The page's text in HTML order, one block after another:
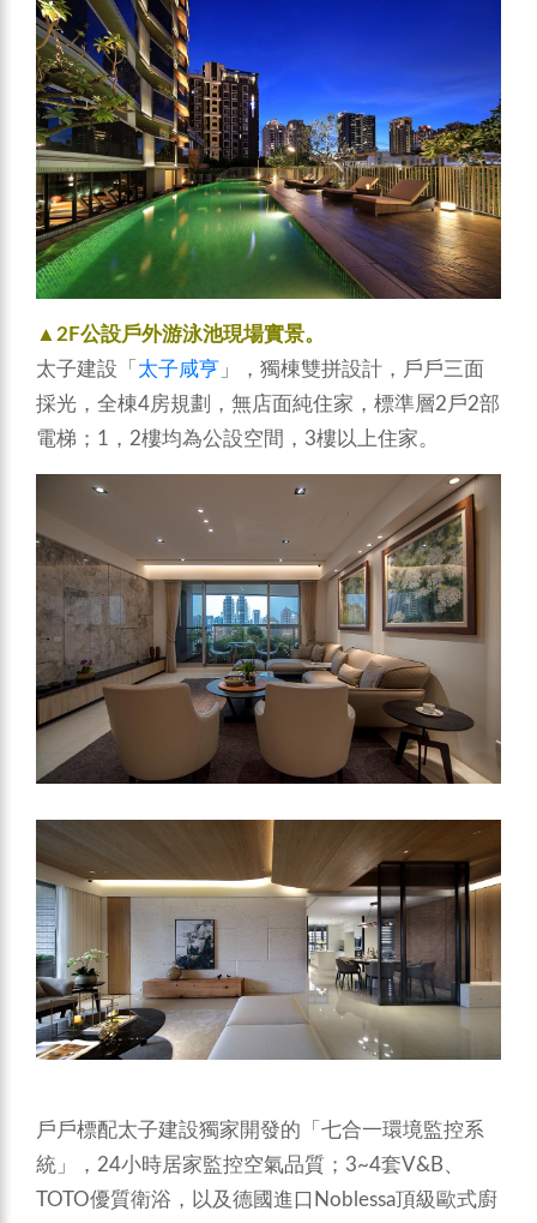
▲2F公設戶外游泳池現場實景。
太子建設「 太子咸亨 」，獨棟雙拼設計，戶戶三面
採光，全棟4房規劃，無店面純住家，標準層2戶2部
電梯；1，2樓均為公設空間，3樓以上住家。
戶戶標配太子建設獨家開發的「七合一環境監控系
統」，24小時居家監控空氣品質；3~4套V&B、
TOTO優質衛浴，以及德國進口Noblessa頂級歐式廚